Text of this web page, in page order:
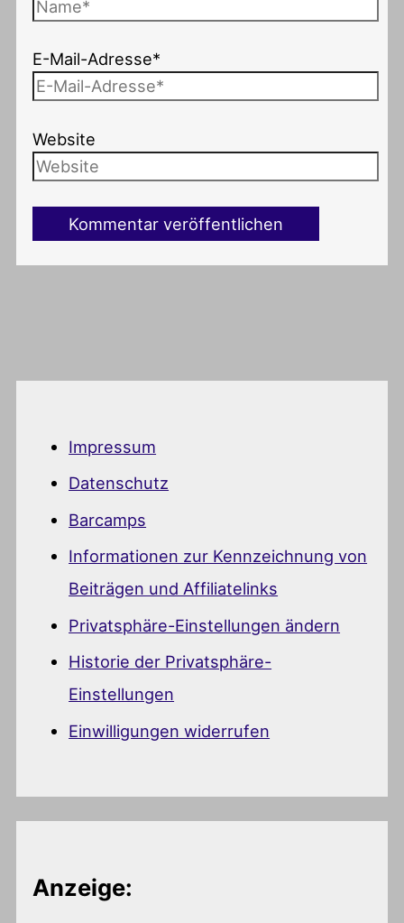
E-Mail-Adresse*
Website
Impressum
Datenschutz
Barcamps
Informationen zur Kennzeichnung von
Beiträgen und Affiliatelinks
Privatsphäre-Einstellungen ändern
Historie der Privatsphäre-
Einstellungen
Einwilligungen widerrufen
Anzeige: